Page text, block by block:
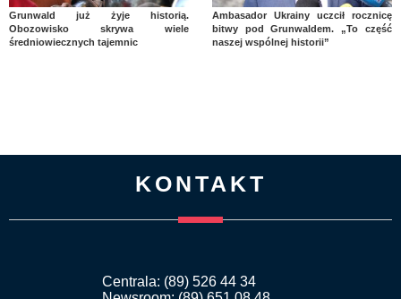
Grunwald już żyje historią.
Obozowisko skrywa wiele
średniowiecznych tajemnic
Ambasador Ukrainy uczcił rocznicę
bitwy pod Grunwaldem. „To część
naszej wspólnej historii”
KONTAKT
Centrala: (89) 526 44 34